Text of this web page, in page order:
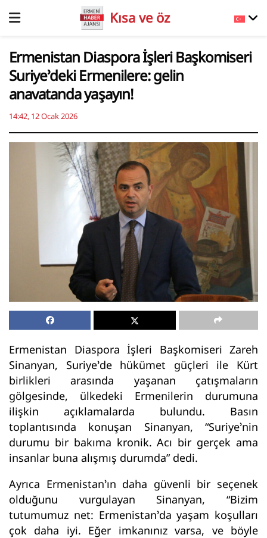
Kısa ve öz
Ermenistan Diaspora İşleri Başkomiseri
Suriye’deki Ermenilere: gelin
anavatanda yaşayın!
14:42, 12 Ocak 2026
Ermenistan Diaspora İşleri Başkomiseri Zareh
Sinanyan, Suriye’de hükümet güçleri ile Kürt
birlikleri arasında yaşanan çatışmaların
gölgesinde, ülkedeki Ermenilerin durumuna
ilişkin açıklamalarda bulundu. Basın
toplantısında konuşan Sinanyan, “Suriye’nin
durumu bir bakıma kronik. Acı bir gerçek ama
insanlar buna alışmış durumda” dedi.
Ayrıca Ermenistan’ın daha güvenli bir seçenek
olduğunu vurgulayan Sinanyan, “Bizim
tutumumuz net: Ermenistan’da yaşam koşulları
çok daha iyi. Eğer imkanınız varsa, ve böyle